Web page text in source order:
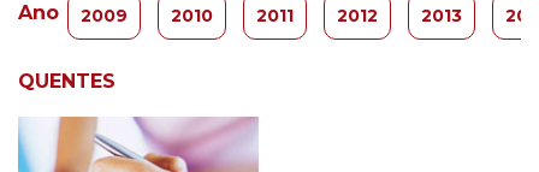
Ano 2009 2010 2011 2012 2013
QUENTES